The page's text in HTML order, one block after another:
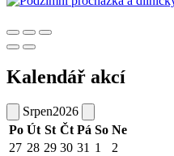
Kalendář akcí
Srpen2026
Po Út St Čt Pá So Ne
27 28 29 30 31 1
2